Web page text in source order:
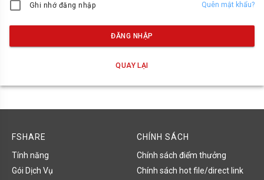
Ghi nhớ đăng nhập Quên mật khẩu?
ĐĂNG NHẬP
QUAY LẠI
FSHARE
Tính năng
Gói Dịch Vụ
CHÍNH SÁCH
Chính sách điểm thưởng
Chính sách hot file/direct link